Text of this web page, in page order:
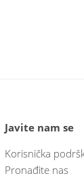
Javite nam se
Korisnička
Pronađite nas